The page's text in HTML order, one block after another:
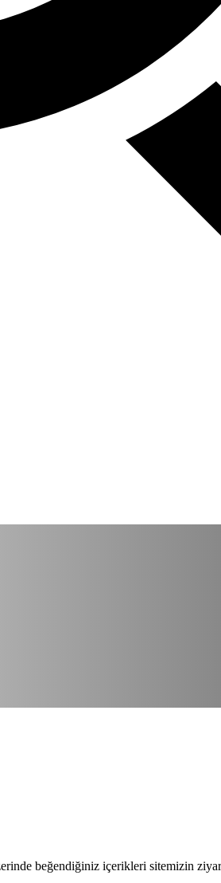
beğendiğiniz içerikleri sitemizin